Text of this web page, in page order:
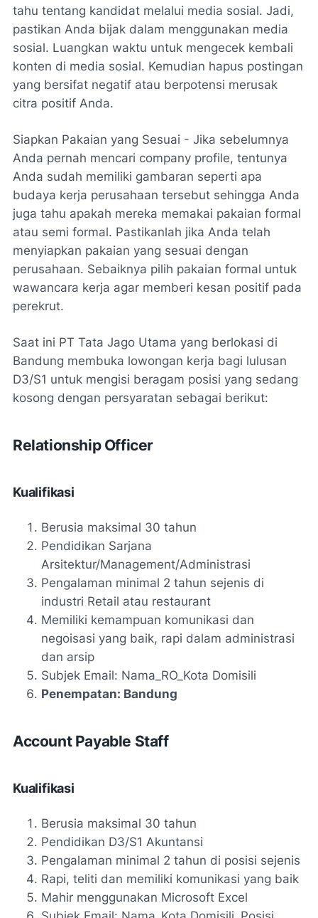
tahu tentang kandidat melalui media sosial. Jadi,
pastikan Anda bijak dalam menggunakan media
sosial. Luangkan waktu untuk mengecek kembali
konten di media sosial. Kemudian hapus postingan
yang bersifat negatif atau berpotensi merusak
citra positif Anda.
Siapkan Pakaian yang Sesuai - Jika sebelumnya
Anda pernah mencari company profile, tentunya
Anda sudah memiliki gambaran seperti apa
budaya kerja perusahaan tersebut sehingga Anda
juga tahu apakah mereka memakai pakaian formal
atau semi formal. Pastikanlah jika Anda telah
menyiapkan pakaian yang sesuai dengan
perusahaan. Sebaiknya pilih pakaian formal untuk
wawancara kerja agar memberi kesan positif pada
perekrut.
Saat ini PT Tata Jago Utama yang berlokasi di
Bandung membuka lowongan kerja bagi lulusan
D3/S1 untuk mengisi beragam posisi yang sedang
kosong dengan persyaratan sebagai berikut:
Relationship Officer
Kualifikasi
Berusia maksimal 30 tahun
Pendidikan Sarjana
Arsitektur/Management/Administrasi
Pengalaman minimal 2 tahun sejenis di
industri Retail atau restaurant
Memiliki kemampuan komunikasi dan
negoisasi yang baik, rapi dalam administrasi
dan arsip
Subjek Email: Nama_RO_Kota Domisili
Penempatan: Bandung
Account Payable Staff
Kualifikasi
Berusia maksimal 30 tahun
Pendidikan D3/S1 Akuntansi
Pengalaman minimal 2 tahun di posisi sejenis
Rapi, teliti dan memiliki komunikasi yang baik
Mahir menggunakan Microsoft Excel